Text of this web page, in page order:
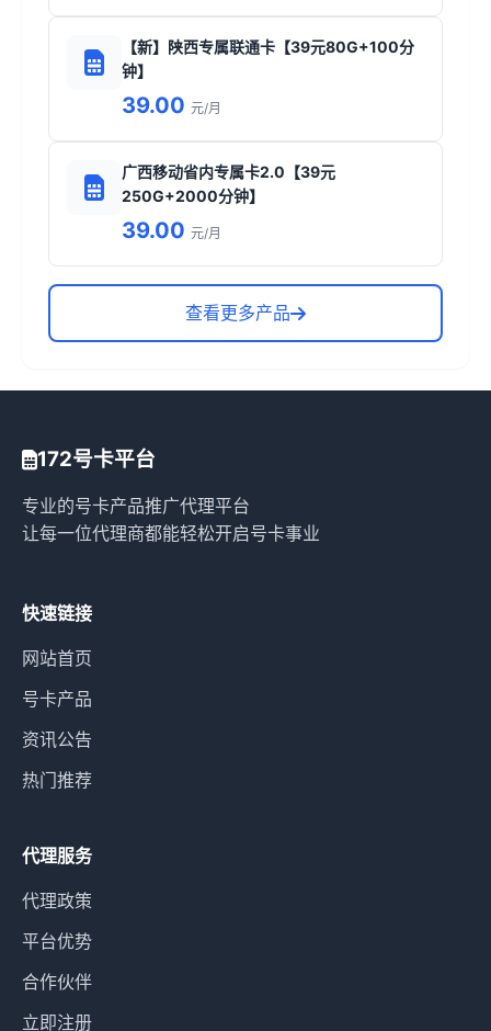
【新】陕西专属联通卡【39元80G+100分
钟】
39.00 元/月
广西移动省内专属卡2.0【39元
250G+2000分钟】
39.00 元/月
查看更多产品
172号卡平台
专业的号卡产品推广代理平台
让每一位代理商都能轻松开启号卡事业
快速链接
网站首页
号卡产品
资讯公告
热门推荐
代理服务
代理政策
平台优势
合作伙伴
立即注册